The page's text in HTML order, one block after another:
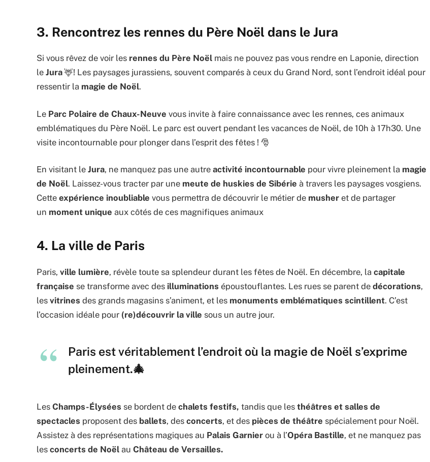
3. Rencontrez les rennes du Père Noël dans le Jura
Si vous rêvez de voir les rennes du Père Noël mais ne pouvez pas vous rendre en Laponie, direction
le Jura 🦌! Les paysages jurassiens, souvent comparés à ceux du Grand Nord, sont l’endroit idéal pour
ressentir la magie de Noël.
Le Parc Polaire de Chaux-Neuve vous invite à faire connaissance avec les rennes, ces animaux
emblématiques du Père Noël. Le parc est ouvert pendant les vacances de Noël, de 10h à 17h30. Une
visite incontournable pour plonger dans l’esprit des fêtes ! 🎅
En visitant le Jura, ne manquez pas une autre activité incontournable pour vivre pleinement la magie
de Noël. Laissez-vous tracter par une meute de huskies de Sibérie à travers les paysages vosgiens.
Cette expérience inoubliable vous permettra de découvrir le métier de musher et de partager
un moment unique aux côtés de ces magnifiques animaux
4. La ville de Paris
Paris, ville lumière, révèle toute sa splendeur durant les fêtes de Noël. En décembre, la capitale
française se transforme avec des illuminations époustouflantes. Les rues se parent de décorations,
les vitrines des grands magasins s’animent, et les monuments emblématiques scintillent. C’est
l’occasion idéale pour (re)découvrir la ville sous un autre jour.
Paris est véritablement l’endroit où la magie de Noël s’exprime
pleinement.🎄
Les Champs-Élysées se bordent de chalets festifs, tandis que les théâtres et salles de
spectacles proposent des ballets, des concerts, et des pièces de théâtre spécialement pour Noël.
Assistez à des représentations magiques au Palais Garnier ou à l’Opéra Bastille, et ne manquez pas
les concerts de Noël au Château de Versailles.